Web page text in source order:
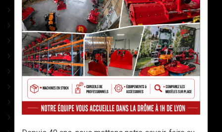
MESURES
MARQUAGE
ELAGAGE
ACCESSOIRES Tronço
COINS A FRAPPER
CONDITIONNEMENT
ACCESSOIRES DIVERS
OUTILS AVEC MANCHES